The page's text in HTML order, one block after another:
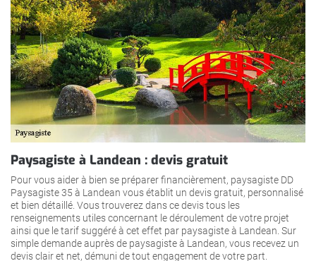
Paysagiste à Landean : devis gratuit
Pour vous aider à bien se préparer financièrement, paysagiste DD
Paysagiste 35 à Landean vous établit un devis gratuit, personnalisé
et bien détaillé. Vous trouverez dans ce devis tous les
renseignements utiles concernant le déroulement de votre projet
ainsi que le tarif suggéré à cet effet par paysagiste à Landean. Sur
simple demande auprès de paysagiste à Landean, vous recevez un
devis clair et net, démuni de tout engagement de votre part.